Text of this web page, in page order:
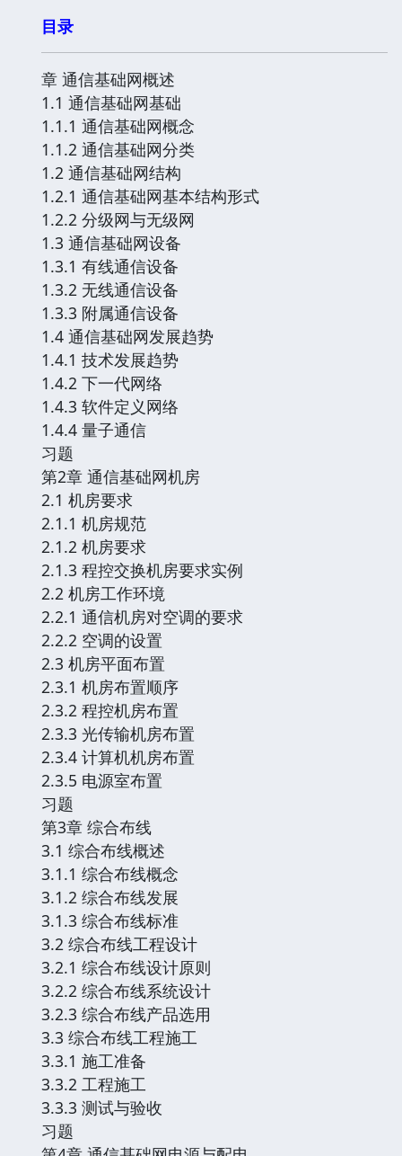
目录
章 通信基础网概述
1.1 通信基础网基础
1.1.1 通信基础网概念
1.1.2 通信基础网分类
1.2 通信基础网结构
1.2.1 通信基础网基本结构形式
1.2.2 分级网与无级网
1.3 通信基础网设备
1.3.1 有线通信设备
1.3.2 无线通信设备
1.3.3 附属通信设备
1.4 通信基础网发展趋势
1.4.1 技术发展趋势
1.4.2 下一代网络
1.4.3 软件定义网络
1.4.4 量子通信
习题
第2章 通信基础网机房
2.1 机房要求
2.1.1 机房规范
2.1.2 机房要求
2.1.3 程控交换机房要求实例
2.2 机房工作环境
2.2.1 通信机房对空调的要求
2.2.2 空调的设置
2.3 机房平面布置
2.3.1 机房布置顺序
2.3.2 程控机房布置
2.3.3 光传输机房布置
2.3.4 计算机机房布置
2.3.5 电源室布置
习题
第3章 综合布线
3.1 综合布线概述
3.1.1 综合布线概念
3.1.2 综合布线发展
3.1.3 综合布线标准
3.2 综合布线工程设计
3.2.1 综合布线设计原则
3.2.2 综合布线系统设计
3.2.3 综合布线产品选用
3.3 综合布线工程施工
3.3.1 施工准备
3.3.2 工程施工
3.3.3 测试与验收
习题